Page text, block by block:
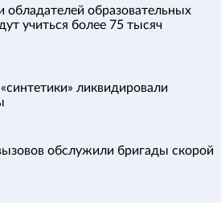
обладателей образовательных
учиться более 75 тысяч
ликвидировали
обслужили бригады скорой